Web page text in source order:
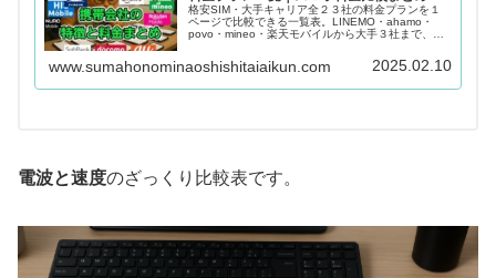
格安SIM・大手キャリア全２３社の料金プランを１
ページで比較できる一覧表。LINEMO・ahamo・
povo・mineo・楽天モバイルから大手３社まで、デ
つかる2026年最新版。
www.sumahonominaoshishitaiaikun.com 2025.02.10
電波と速度のざっくり比較表です。